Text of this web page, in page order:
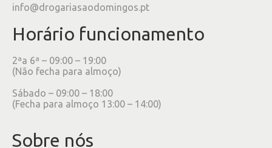
info@drogariasaodomingos.pt
Horário funcionamento
2ªa 6ª – 09:00 – 19:00
(Não fecha para almoço)
Sábado – 09:00 – 18:00
(Fecha para almoço 13:00 – 14:00)
Sobre nós